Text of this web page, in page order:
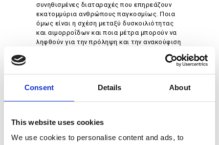
Consent Details About
This website uses cookies
We use cookies to personalise content and ads, to
συνηθισμένες διαταραχές που επηρεάζουν
εκατομμύρια ανθρώπους παγκοσμίως. Ποια
όμως είναι η σχέση μεταξύ δυσκοιλιότητας
και αιμορροΐδων και ποια μέτρα μπορούν να
ληφθούν για την πρόληψη και την ανακούφιση
καταστάσεων; Ο ρόλος της δυσκοιλιότητας
κινήσεις του εντέρου…